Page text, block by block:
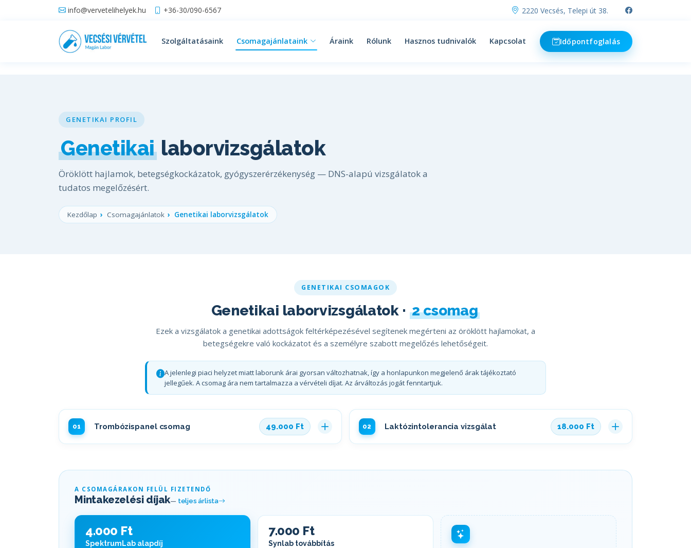
info@vervetelihelyek.hu +36-30/090-6567 2220 Vecsés, Telepi út 38.
Szolgáltatásaink Csomagajánlataink Áraink Rólunk Hasznos tudnivalók Kapcsolat Időpontfoglalás
GENETIKAI PROFIL
Genetikailaborvizsgálatok
Öröklött hajlamok, betegségkockázatok, gyógyszerérzékenység — DNS-alapú vizsgálatok a
tudatos megelőzésért.
Kezdőlap Csomagajánlatok Genetikai laborvizsgálatok
GENETIKAI CSOMAGOK
Genetikai laborvizsgálatok · 2 csomag
Ezek a vizsgálatok a genetikai adottságok feltérképezésével segítenek megérteni az öröklött hajlamokat, a
betegségekre való kockázatot és a személyre szabott megelőzés lehetőségeit.
A jelenlegi piaci helyzet miatt laborunk árai gyorsan változhatnak, így a honlapunkon megjelenő árak tájékoztató
jellegűek. A csomag ára nem tartalmazza a vérvételi díjat. Az árváltozás jogát fenntartjuk.
01 Trombózispanel csomag 49.000 Ft 02 Laktózintolerancia vizsgálat 18.000 Ft
A CSOMAGÁRAKON FELÜL FIZETENDŐ
Mintakezelési díjak— teljes árlista
4.000 Ft
SpektrumLab alapdíj
7.000 Ft
Synlab továbbítás